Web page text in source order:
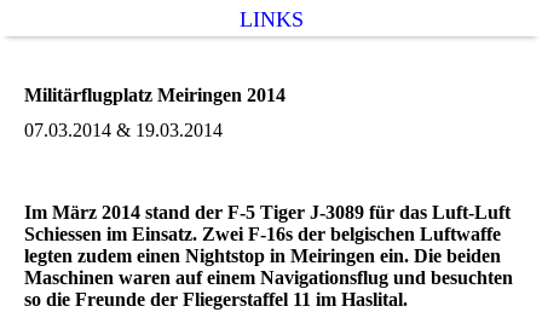
LINKS
Militärflugplatz Meiringen 2014
07.03.2014 & 19.03.2014
Im März 2014 stand der F-5 Tiger J-3089 für das Luft-Luft
Schiessen im Einsatz. Zwei F-16s der belgischen Luftwaffe
legten zudem einen Nightstop in Meiringen ein. Die beiden
Maschinen waren auf einem Navigationsflug und besuchten
so die Freunde der Fliegerstaffel 11 im Haslital.